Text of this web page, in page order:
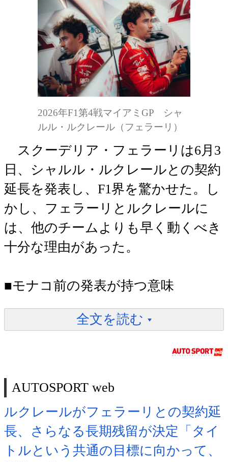
2026年F1第4戦マイアミGP シャ
ルル・ルクレール（フェラーリ）
スクーデリア・フェラーリは6月3
日、シャルル・ルクレールとの契約
延長を発表し、F1界を驚かせた。し
かし、フェラーリとルクレールに
は、他のチームよりも早く動くべき
十分な理由があった。
■モナコ前の発表が持つ意味
全文を読む
AUTOSPORT web
ルクレールがフェラーリとの契約延
長、さらなる長期残留が決定「タイ
トルという共通の目標に向かって、